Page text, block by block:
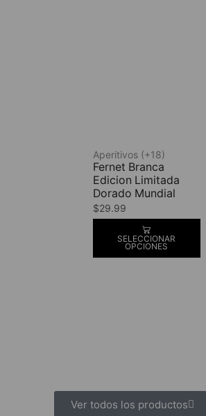
Aperitivos (+18)
Fernet Branca
Edicion Limitada
Dorado Mundial
$29.99
SELECCIONAR
OPCIONES
Ver todos los productos